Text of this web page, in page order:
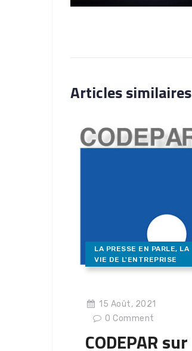
Articles similaires
LA PRESSE EN PARLE, LA
VIE DE L'ENTREPRISE
15 Août, 2021
0 Comment
CODEPAR sur